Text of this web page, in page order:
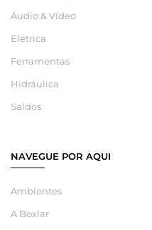
Áudio & Vídeo
Elétrica
Ferramentas
Hidráulica
Saldos
NAVEGUE POR AQUI
Ambientes
A Boxlar